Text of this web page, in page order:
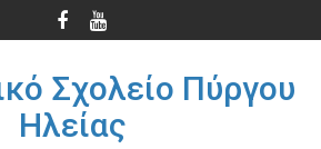
Σχολείο Πύργου
Ηλείας